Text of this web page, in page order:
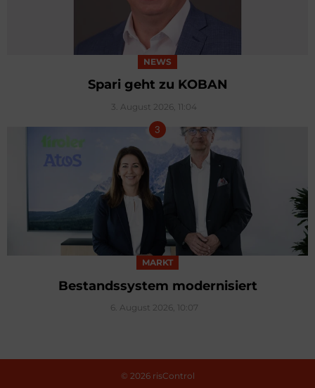
NEWS
Spari geht zu KOBAN
3. August 2026, 11:04
MARKT
Bestandssystem modernisiert
6. August 2026, 10:07
© 2026 risControl